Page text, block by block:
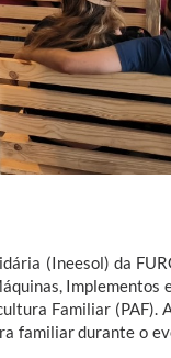
(Ineesol) da
Familiar (PAF).
familiar durante o